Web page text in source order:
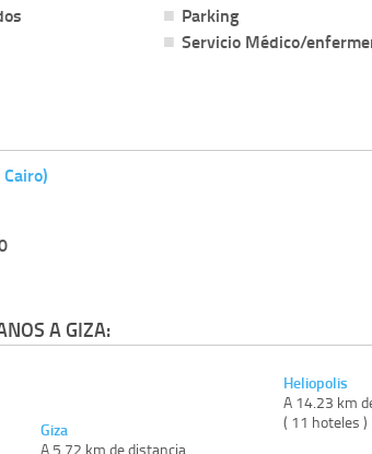
Parking
Servicio Médico/
A GIZA:
Giza
A 5.72 km de distancia
Heliopolis
A 14.23 km
( 11 hoteles )